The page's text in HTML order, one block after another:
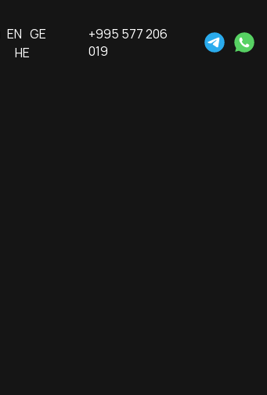
EN GE
HE
+995 577 206
019